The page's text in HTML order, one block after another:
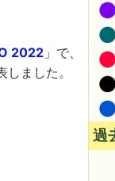
2022 」で、
しました。
過